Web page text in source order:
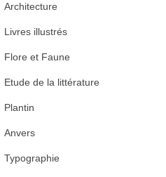
Architecture
Livres illustrés
Flore et Faune
Etude de la littérature
Plantin
Anvers
Typographie